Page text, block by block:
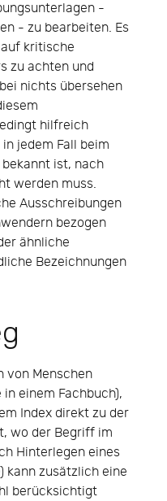
-
- zu bearbeiten. Es
kritische
zu achten und
nichts übersehen
hilfreich
jedem Fall beim
ist, nach
werden muss.
Ausschreibungen
bezogen
ähnliche
Bezeichnungen
von Menschen
einem Fachbuch),
Index direkt zu der
wo der Begriff im
Hinterlegen eines
kann zusätzlich eine
berücksichtigt